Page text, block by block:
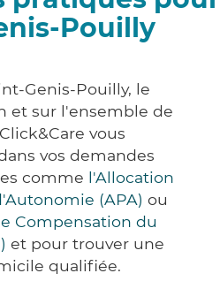
Pouilly
Genis-Pouilly, le
et sur l'ensemble de
vous
vos demandes
comme l'Allocation
(APA) ou
Compensation du
et pour trouver une
qualifiée.